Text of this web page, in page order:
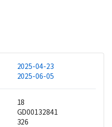
2025-04-23
2025-06-05
18
GD00132841
326